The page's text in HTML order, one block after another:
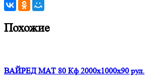
Похожие
ВАЙРЕД МАТ 80 Кф 2000x1000x90 рул.